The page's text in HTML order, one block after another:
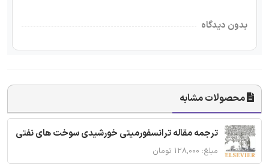
بدون دیدگاه
محصولات مشابه
ترجمه مقاله ترانسفورمیتی خورشیدی سوخت های نفتی
مبلغ: ۱۲۸,۰۰۰ تومان